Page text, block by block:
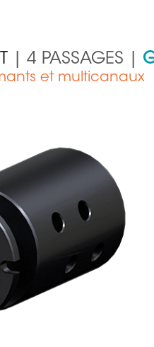
| 4 PASSAGES |
et multicanaux